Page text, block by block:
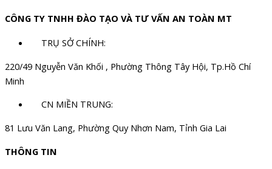
CÔNG TY TNHH ĐÀO TẠO VÀ TƯ VẤN AN TOÀN MT
TRỤ SỞ CHÍNH:
220/49 Nguyễn Văn Khối , Phường Thông Tây Hội, Tp.Hồ Chí
Minh
CN MIỀN TRUNG:
81 Lưu Văn Lang, Phường Quy Nhơn Nam, Tỉnh Gia Lai
THÔNG TIN